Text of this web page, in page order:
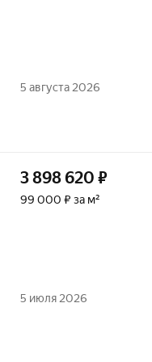
5 августа 2026
3 898 620 ₽
99 000 ₽ за м²
5 июля 2026